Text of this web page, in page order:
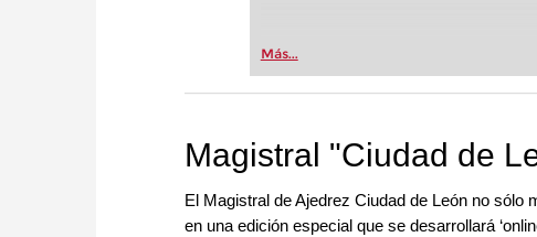
Más...
Magistral "Ciudad de
El Magistral de Ajedrez Ciudad de León no
en una edición especial que se desarrollará